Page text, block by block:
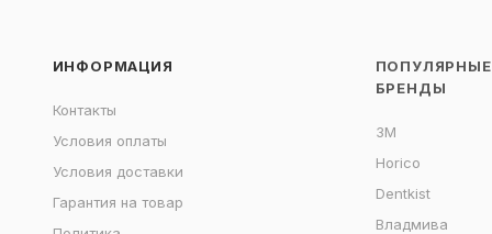
ИНФОРМАЦИЯ
Контакты
Условия оплаты
Условия доставки
Гарантия на товар
ПОПУЛЯРНЫЕ
БРЕНДЫ
3M
Horico
Dentkist
Владмива